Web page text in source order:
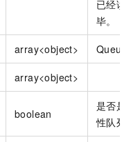
已经读
毕。
array<object> Queue
array<object>
boolean
是否是
性队列